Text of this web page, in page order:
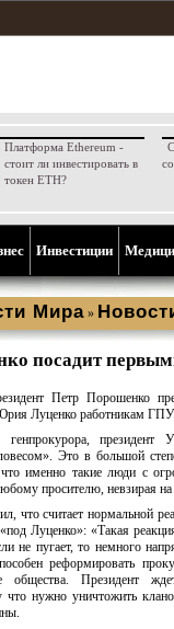
Платформа Ethereum -
стоит ли инвестировать в
токен ETH?
Инвестиции
Мира »
посадит
Петр Порошенко
Луценко работникам ГПУ.
генпрокурора,
Это в большой
что именно такие люди с
просителю, невзирая на
что считает нормальной
Луценко»: «Такая
не пугает, то немного
реформировать
общества. Президент
что нужно уничтожить